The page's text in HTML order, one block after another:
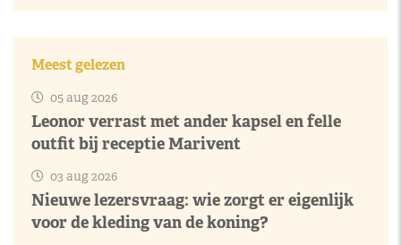
Meest gelezen
05 aug 2026
Leonor verrast met ander kapsel en felle
outfit bij receptie Marivent
03 aug 2026
Nieuwe lezersvraag: wie zorgt er eigenlijk
voor de kleding van de koning?